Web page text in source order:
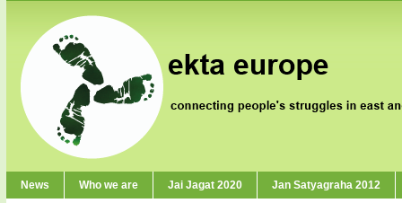
News Who we are Jai Jagat 2020 Jan Satyagraha 2012